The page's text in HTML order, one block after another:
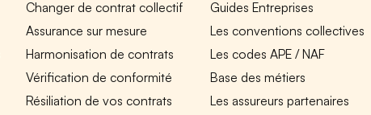
Changer de contrat collectif
Assurance sur mesure
Harmonisation de contrats
Vérification de conformité
Résiliation de vos contrats
Guides Entreprises
Les conventions collectives
Les codes APE / NAF
Base des métiers
Les assureurs partenaires